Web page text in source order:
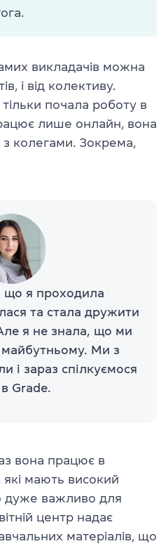
викладачів можна
і від колективу.
почала роботу в
лише онлайн, вона
колегами. Зокрема,
що я проходила
та стала дружити
я не знала, що ми
Ми з
і зараз спілкуємося
Grade.
вона працює в
які мають високий
дуже важливо для
центр надає
матеріалів, що